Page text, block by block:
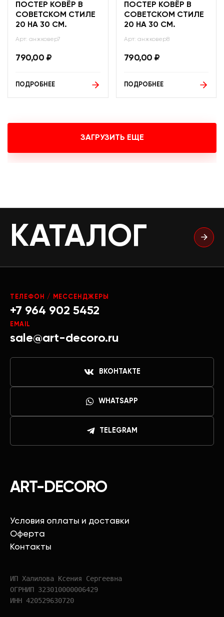
ПОСТЕР КОВЁР В
СОВЕТСКОМ СТИЛЕ
20 НА 30 СМ.
Арт: анжковер7
790,00 ₽
ПОДРОБНЕЕ
ПОСТЕР КОВЁР В
СОВЕТСКОМ СТИЛЕ
20 НА 30 СМ.
Арт: анжковер8
790,00 ₽
ПОДРОБНЕЕ
ЗАГРУЗИТЬ ЕЩЕ
КАТАЛОГ
ART-DECORO
Условия оплаты и доставки
Оферта
Контакты
ИП Халилова Ксения Сергеевна
ОГРНИП 323010000006429
ИНН 420529630720
ТЕЛЕФОН / МЕССЕНДЖЕРЫ
+7 964 902 5452
EMAIL
sale@art-decoro.ru
ВКОНТАКТЕ
WHATSAPP
TELEGRAM